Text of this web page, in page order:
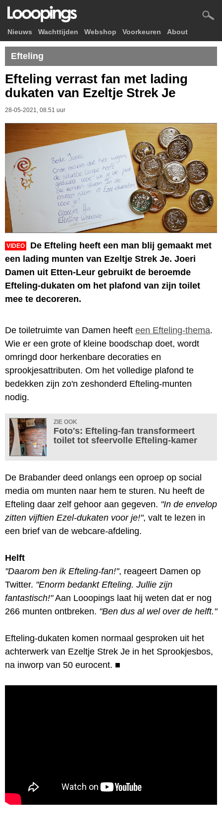
Nieuws Wachttijden Webshop Voorkeuren About
Efteling
Efteling verrast fan met lading
dukaten van Ezeltje Strek Je
28-05-2021, 08.51 uur
VIDEO
De Efteling heeft een man blij gemaakt met
een lading munten van Ezeltje Strek Je. Joeri
Damen uit Etten-Leur gebruikt de beroemde
Efteling-dukaten om het plafond van zijn toilet
mee te decoreren.
De toiletruimte van Damen heeft een Efteling-thema.
Wie er een grote of kleine boodschap doet, wordt
omringd door herkenbare decoraties en
sprookjesattributen. Om het volledige plafond te
bedekken zijn zo'n zeshonderd Efteling-munten
nodig.
ZIE OOK
Foto's: Efteling-fan transformeert
toilet tot sfeervolle Efteling-kamer
De Brabander deed onlangs een oproep op social
media om munten naar hem te sturen. Nu heeft de
Efteling daar zelf gehoor aan gegeven. "In de envelop
zitten vijftien Ezel-dukaten voor je!", valt te lezen in
een brief van de webcare-afdeling.
Helft
"Daarom ben ik Efteling-fan!", reageert Damen op
Twitter. "Enorm bedankt Efteling. Jullie zijn
fantastisch!"Aan Looopings laat hij weten dat er nog
266 munten ontbreken. "Ben dus al wel over de helft."
Efteling-dukaten komen normaal gesproken uit het
achterwerk van Ezeltje Strek Je in het Sprookjesbos,
na inworp van 50 eurocent. ■